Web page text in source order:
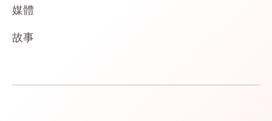
媒體
故事